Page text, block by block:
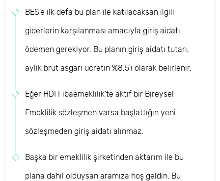
BES'e ilk defa bu plan ile katılacaksan ilgili
giderlerin karşılanması amacıyla giriş aidatı
ödemen gerekiyor. Bu planın giriş aidatı tutarı,
aylık brüt asgari ücretin %8,5'i olarak belirlenir.
Eğer HDI Fibaemeklilik'te aktif bir Bireysel
Emeklilik sözleşmen varsa başlattığın yeni
sözleşmeden giriş aidatı alınmaz.
Başka bir emeklilik şirketinden aktarım ile bu
plana dahil olduysan aramıza hoş geldin. Bu